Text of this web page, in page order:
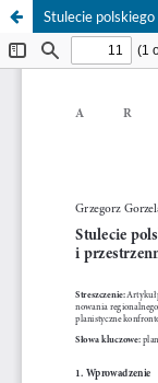
Stulecie